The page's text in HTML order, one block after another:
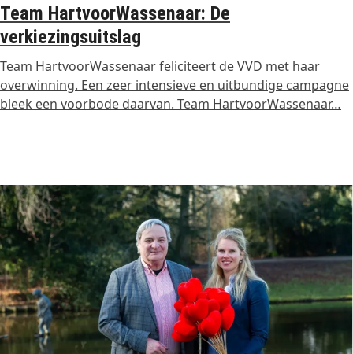
Team HartvoorWassenaar: De
verkiezingsuitslag
Team HartvoorWassenaar feliciteert de VVD met haar
overwinning. Een zeer intensieve en uitbundige campagne
bleek een voorbode daarvan. Team HartvoorWassenaar…